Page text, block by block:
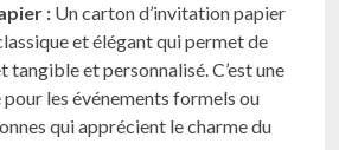
: Un carton d’invitation papier
et élégant qui permet de
tangible et personnalisé. C’est une
les événements formels ou
qui apprécient le charme du